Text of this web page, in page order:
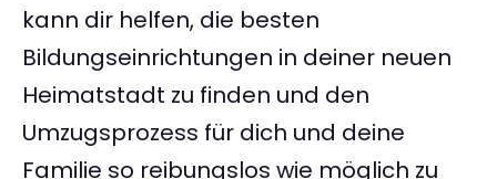
kann dir helfen, die besten
Bildungseinrichtungen in deiner neuen
Heimatstadt zu finden und den
Umzugsprozess für dich und deine
Familie so reibungslos wie möglich zu